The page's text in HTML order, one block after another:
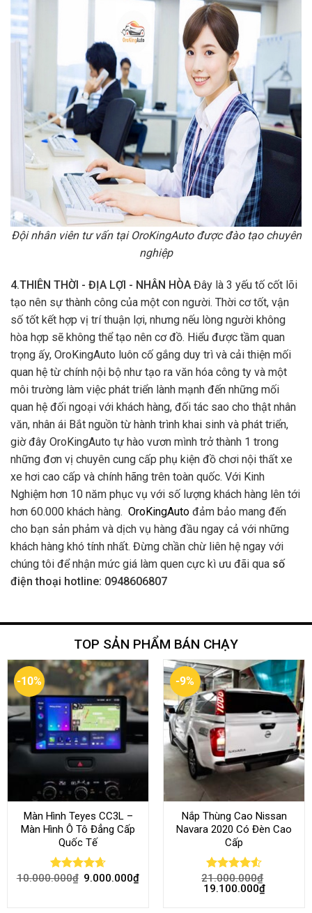
Đội nhân viên tư vấn tại OroKingAuto được đào tạo chuyên
nghiệp
4.THIÊN THỜI - ĐỊA LỢI - NHÂN HÒA Đây là 3 yếu tố cốt lõi
tạo nên sự thành công của một con người. Thời cơ tốt, vận
số tốt kết hợp vị trí thuận lợi, nhưng nếu lòng người không
hòa hợp sẽ không thể tạo nên cơ đồ. Hiểu được tầm quan
trọng ấy, OroKingAuto luôn cố gắng duy trì và cải thiện mối
quan hệ từ chính nội bộ như tạo ra văn hóa công ty và một
môi trường làm việc phát triển lành mạnh đến những mối
quan hệ đối ngoại với khách hàng, đối tác sao cho thật nhân
văn, nhân ái Bắt nguồn từ hành trình khai sinh và phát triển,
giờ đây OroKingAuto tự hào vươn mình trở thành 1 trong
những đơn vị chuyên cung cấp phụ kiện đồ chơi nội thất xe
xe hơi cao cấp và chính hãng trên toàn quốc. Với Kinh
Nghiệm hơn 10 năm phục vụ với số lượng khách hàng lên tới
hơn 60.000 khách hàng. OroKingAuto đảm bảo mang đến
cho bạn sản phảm và dịch vụ hàng đầu ngay cả với những
khách hàng khó tính nhất. Đừng chần chừ liên hệ ngay với
chúng tôi để nhận mức giá làm quen cực kì ưu đãi qua số
điện thoại hotline: 0948606807
TOP SẢN PHẨM BÁN CHẠY
-10%
Màn Hình Teyes CC3L –
Màn Hình Ô Tô Đẳng Cấp
Quốc Tế
Rated 4.68
10.000.000₫ 9.000.000₫
-9%
Nắp Thùng Cao Nissan
Navara 2020 Có Đèn Cao
Cấp
Rated4.52
out of 5
21.000.000₫
19.100.000₫